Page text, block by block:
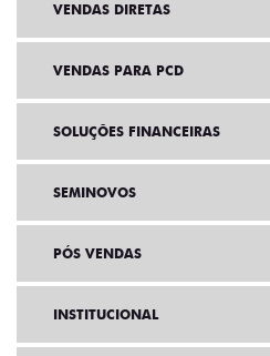
VENDAS DIRETAS
VENDAS PARA PCD
SOLUÇÕES FINANCEIRAS
SEMINOVOS
PÓS VENDAS
INSTITUCIONAL